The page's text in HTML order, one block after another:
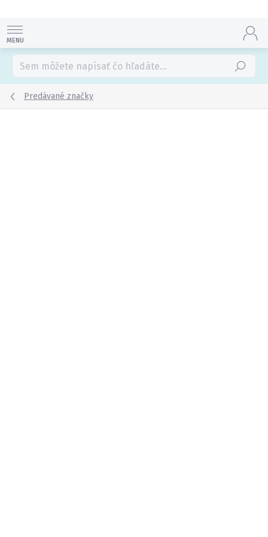
obsah
Hľadať
Predávané značky